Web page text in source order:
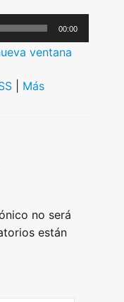
00:00
ventana
Más
no será
están